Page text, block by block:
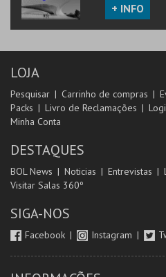
+ INFO
LOJA
Pesquisar Carrinho de compras
Packs
Livro de Reclamações
Minha Conta
DESTAQUES
BOL News Noticias Entrevistas
Visitar Salas 360º
SIGA-NOS
Facebook Instagram